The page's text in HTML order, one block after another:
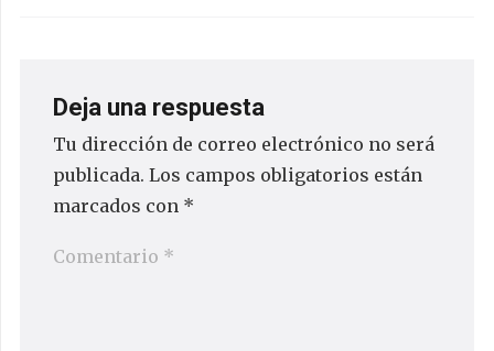
Deja una respuesta
Tu dirección de correo electrónico no será
publicada. Los campos obligatorios están
marcados con *